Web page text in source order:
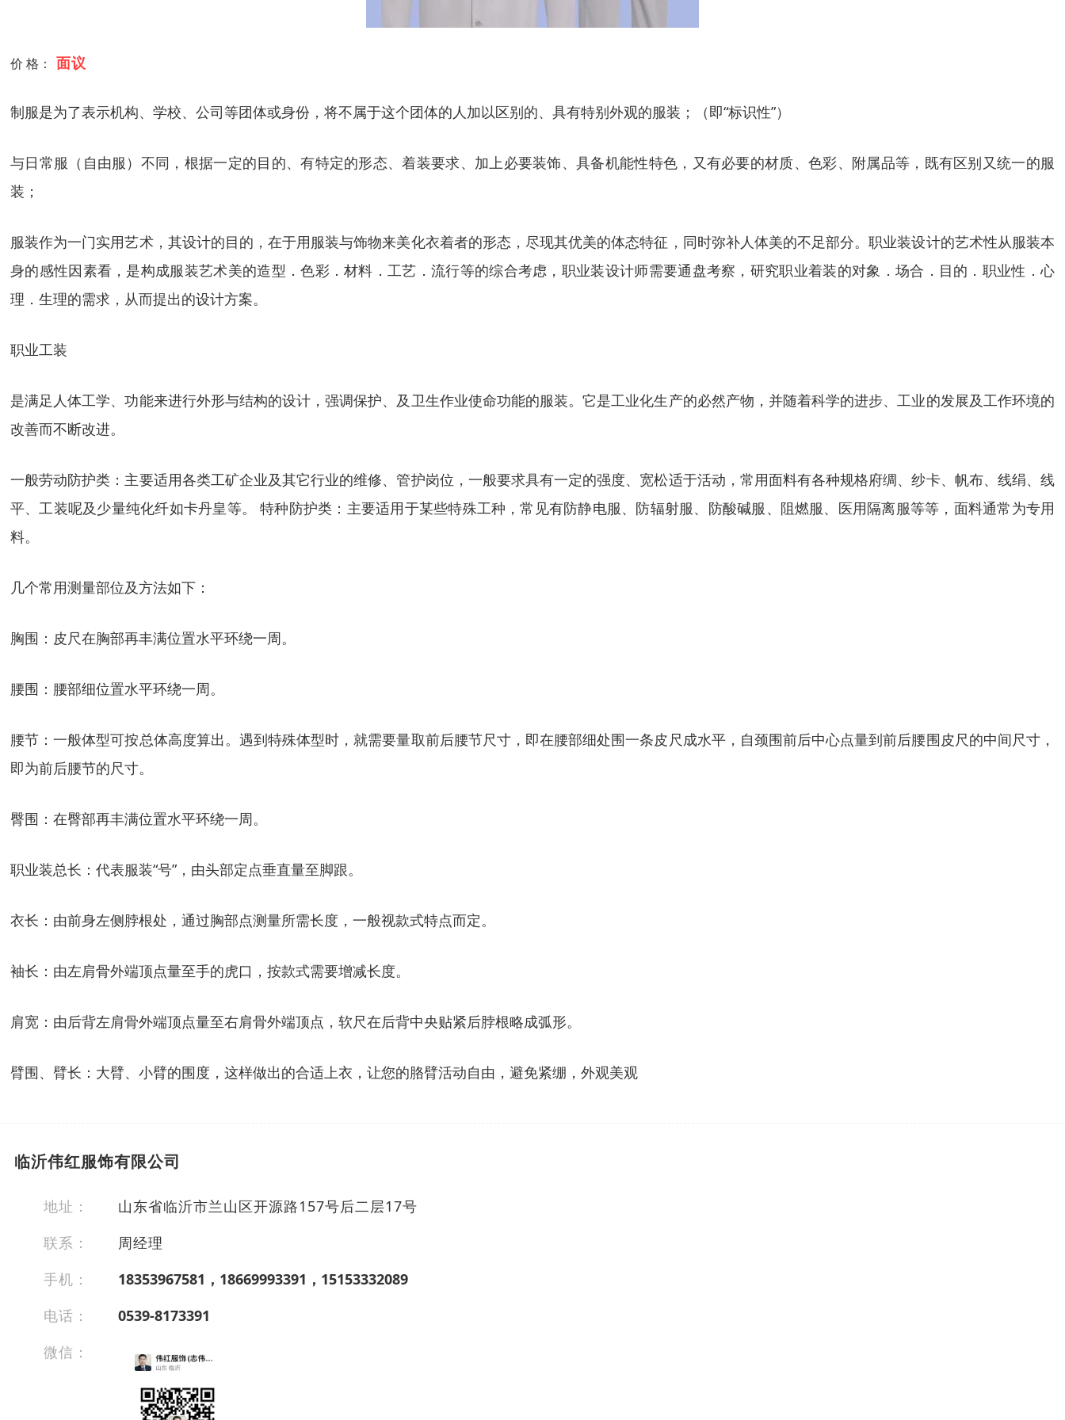
价 格： 面议
制服是为了表示机构、学校、公司等团体或身份，将不属于这个团体的人加以区别的、具有特别外观的服装；（即“标识性”）
与日常服（自由服）不同，根据一定的目的、有特定的形态、着装要求、加上必要装饰、具备机能性特色，又有必要的材质、色彩、附属品等，既有区别又统一的服
装；
服装作为一门实用艺术，其设计的目的，在于用服装与饰物来美化衣着者的形态，尽现其优美的体态特征，同时弥补人体美的不足部分。职业装设计的艺术性从服装本
身的感性因素看，是构成服装艺术美的造型．色彩．材料．工艺．流行等的综合考虑，职业装设计师需要通盘考察，研究职业着装的对象．场合．目的．职业性．心
理．生理的需求，从而提出的设计方案。
职业工装
是满足人体工学、功能来进行外形与结构的设计，强调保护、及卫生作业使命功能的服装。它是工业化生产的必然产物，并随着科学的进步、工业的发展及工作环境的
改善而不断改进。
一般劳动防护类：主要适用各类工矿企业及其它行业的维修、管护岗位，一般要求具有一定的强度、宽松适于活动，常用面料有各种规格府绸、纱卡、帆布、线绢、线
平、工装呢及少量纯化纤如卡丹皇等。 特种防护类：主要适用于某些特殊工种，常见有防静电服、防辐射服、防酸碱服、阻燃服、医用隔离服等等，面料通常为专用
料。
几个常用测量部位及方法如下：
胸围：皮尺在胸部再丰满位置水平环绕一周。
腰围：腰部细位置水平环绕一周。
腰节：一般体型可按总体高度算出。遇到特殊体型时，就需要量取前后腰节尺寸，即在腰部细处围一条皮尺成水平，自颈围前后中心点量到前后腰围皮尺的中间尺寸，
即为前后腰节的尺寸。
臀围：在臀部再丰满位置水平环绕一周。
职业装总长：代表服装“号”，由头部定点垂直量至脚跟。
衣长：由前身左侧脖根处，通过胸部点测量所需长度，一般视款式特点而定。
袖长：由左肩骨外端顶点量至手的虎口，按款式需要增减长度。
肩宽：由后背左肩骨外端顶点量至右肩骨外端顶点，软尺在后背中央贴紧后脖根略成弧形。
臂围、臂长：大臂、小臂的围度，这样做出的合适上衣，让您的胳臂活动自由，避免紧绷，外观美观
临沂伟红服饰有限公司
地址：
山东省临沂市兰山区开源路157号后二层17号
联系：
周经理
手机：
18353967581，18669993391，15153332089
电话：
0539-8173391
微信：